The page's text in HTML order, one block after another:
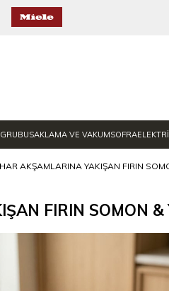
SAKLAMA VE VAKUMSOFRA
AKŞAMLARINA YAKIŞAN FIRIN
FIRIN SOMON &